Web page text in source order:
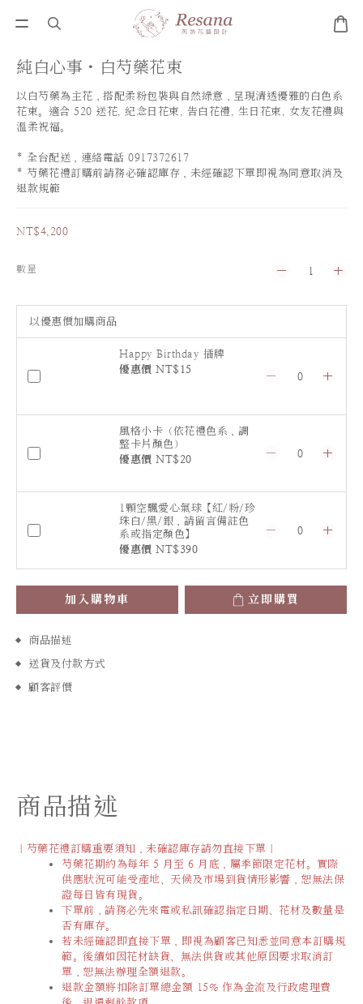
純白心事・白芍藥花束
以白芍藥為主花，搭配柔粉包裝與自然綠意，呈現清透優雅的白色系
花束。適合 520 送花, 紀念日花束, 告白花禮, 生日花束, 女友花禮與
溫柔祝福。
* 全台配送，連絡電話 0917372617
* 芍藥花禮訂購前請務必確認庫存，未經確認下單即視為同意取消及
退款規範
NT$4,200
數量
以優惠價加購商品
Happy Birthday 插牌
優惠價 NT$15
風格小卡（依花禮色系，調
整卡片顏色）
優惠價 NT$20
1顆空飄愛心氣球【紅/粉/珍
珠白/黑/銀，請留言備註色
系或指定顏色】
優惠價 NT$390
加入購物車 立即購買
商品描述
送貨及付款方式
顧客評價
商品描述
｜芍藥花禮訂購重要須知．未確認庫存請勿直接下單｜
芍藥花期約為每年 5 月至 6 月底，屬季節限定花材。實際
供應狀況可能受產地、天候及市場到貨情形影響，恕無法保
證每日皆有現貨。
下單前，請務必先來電或私訊確認指定日期、花材及數量是
否有庫存。
若未經確認即直接下單，即視為顧客已知悉並同意本訂購規
範。後續如因花材缺貨、無法供貨或其他原因要求取消訂
單，恕無法辦理全額退款。
退款金額將扣除訂單總金額 15% 作為金流及行政處理費